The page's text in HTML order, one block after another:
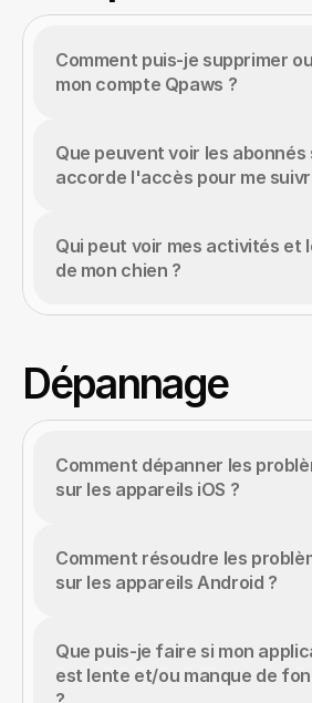
Comment puis-je supprimer
mon compte Qpaws ?
Que peuvent voir les abonnés
accorde l'accès pour me
Qui peut voir mes activités et
de mon chien ?
Dépannage
Comment dépanner les
sur les appareils iOS ?
Comment résoudre les
sur les appareils Android ?
Que puis-je faire si mon
est lente et/ou manque de